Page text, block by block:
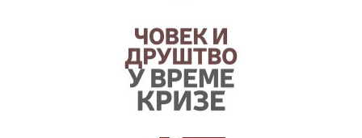
Заштита од сексуалног узнемиравања и уцењивања